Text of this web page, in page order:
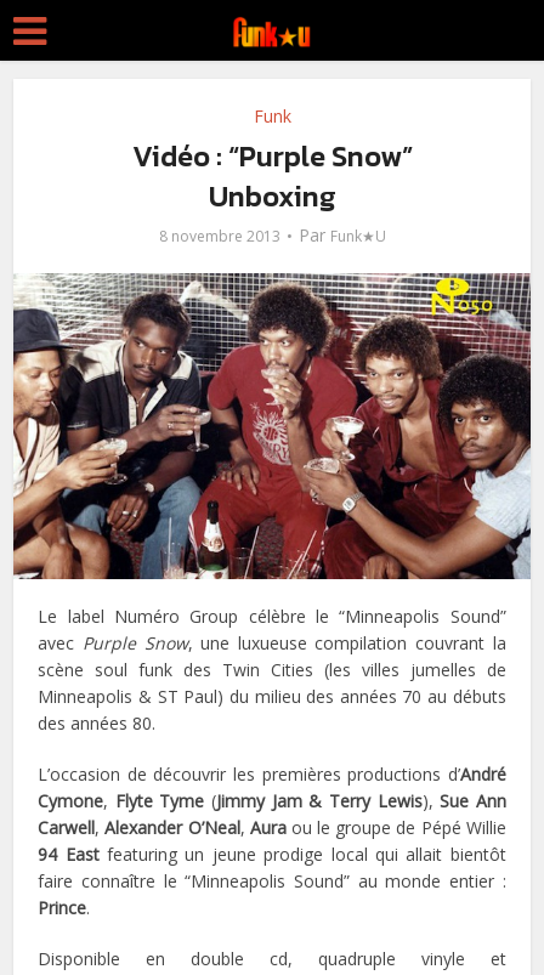
Funk
Vidéo : “Purple Snow”
Unboxing
8 novembre 2013 Par Funk★U
Le label Numéro Group célèbre le “Minneapolis Sound”
avec Purple Snow, une luxueuse compilation couvrant la
scène soul funk des Twin Cities (les villes jumelles de
Minneapolis & ST Paul) du milieu des années 70 au débuts
des années 80.
L’occasion de découvrir les premières productions d’André
Cymone, Flyte Tyme (Jimmy Jam & Terry Lewis),Sue Ann
Carwell,Alexander O’Neal, Auraou le groupe de Pépé Willie
94 Eastfeaturing un jeune prodige local qui allait bientôt
faire connaître le “Minneapolis Sound” au monde entier :
Prince.
Disponible en double cd, quadruple vinyle et